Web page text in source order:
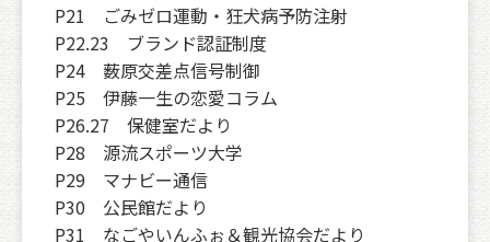
P21 ごみゼロ運動・狂犬病予防注射
P22.23 ブランド認証制度
P24 薮原交差点信号制御
P25 伊藤一生の恋愛コラム
P26.27 保健室だより
P28 源流スポーツ大学
P29 マナビー通信
P30 公民館だより
P31 なごやいんふぉ＆観光協会だより